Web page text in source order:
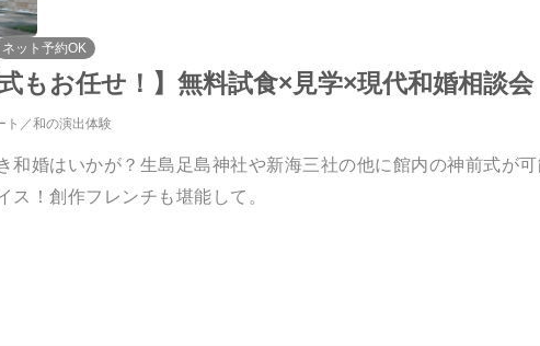
ネット予約OK
もお任せ！】無料試食×見学×現代和婚相談会
ト 和の演出体験
和婚はいかが？生島足島神社や新海三社の他に館内の神前式が
ス！創作フレンチも堪能して。